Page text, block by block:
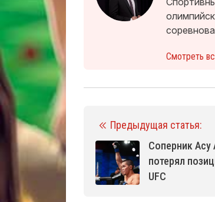
Смотреть
Предыдущая статья:
Соперник Асу
потерял
UFC